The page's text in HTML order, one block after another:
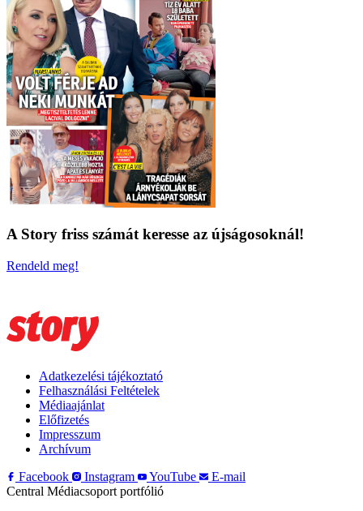
A Story friss számát keresse az újságosoknál!
Rendeld meg!
Adatkezelési tájékoztató
Felhasználási Feltételek
Médiaajánlat
Előfizetés
Impresszum
Archívum
Facebook
Instagram YouTube
E-mail
Central Médiacsoport portfólió